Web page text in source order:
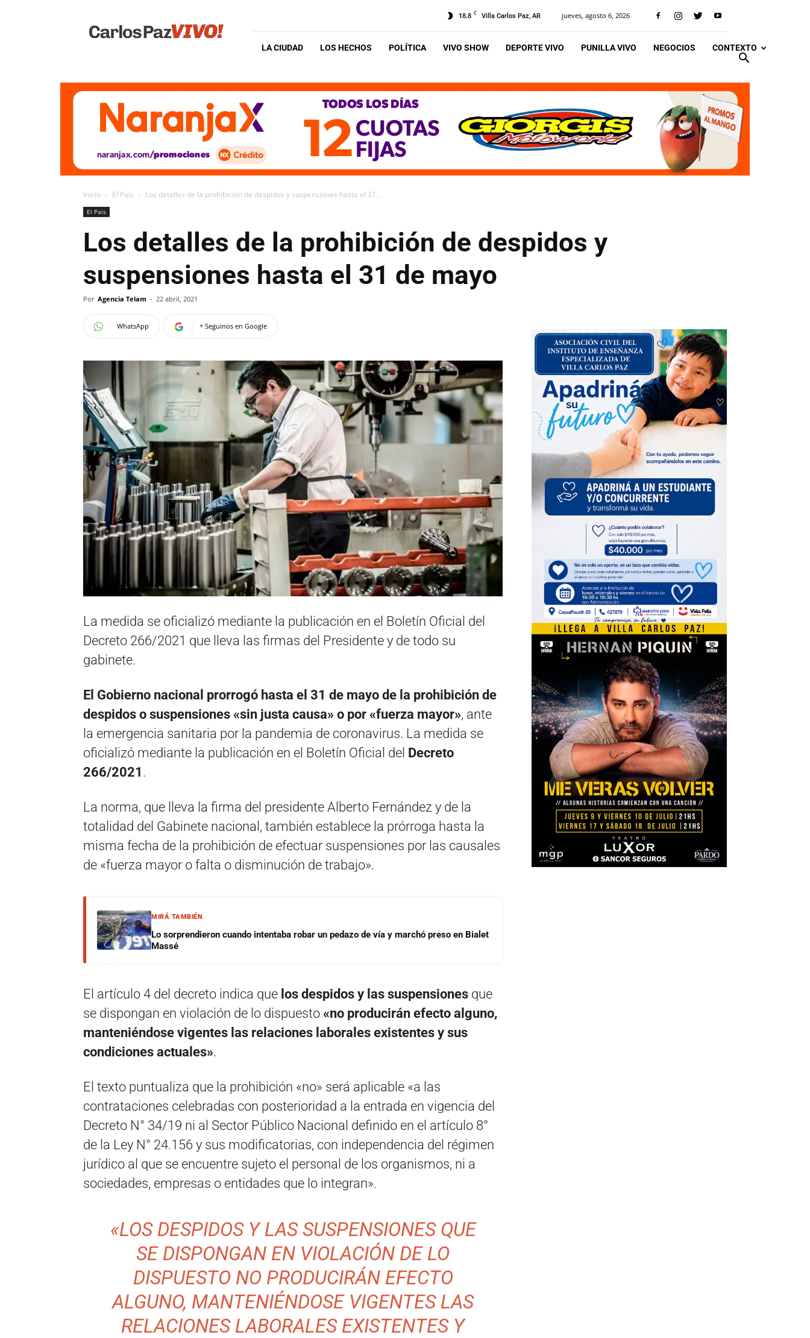
Vivo
18.8 C Villa Carlos Paz, AR jueves, agosto 6, 2026
LA CIUDAD LOS HECHOS POLÍTICA VIVO SHOW DEPORTE VIVO PUNILLA VIVO NEGOCIOS CONTEXTO
Inicio El Pais Los detalles de la prohibición de despidos y suspensiones hasta el 31...
El Pais
Los detalles de la prohibición de despidos y
suspensiones hasta el 31 de mayo
Por Agencia Telam - 22 abril, 2021
WhatsApp + Seguinos en Google
La medida se oficializó mediante la publicación en el Boletín Oficial del
Decreto 266/2021 que lleva las firmas del Presidente y de todo su
gabinete.
El Gobierno nacional prorrogó hasta el 31 de mayo de la prohibición de
despidos o suspensiones «sin justa causa» o por «fuerza mayor», ante
la emergencia sanitaria por la pandemia de coronavirus. La medida se
oficializó mediante la publicación en el Boletín Oficial del Decreto
266/2021 .
La norma, que lleva la firma del presidente Alberto Fernández y de la
totalidad del Gabinete nacional, también establece la prórroga hasta la
misma fecha de la prohibición de efectuar suspensiones por las causales
de «fuerza mayor o falta o disminución de trabajo».
MIRÁ TAMBIÉN
Lo sorprendieron cuando intentaba robar un pedazo de vía y marchó preso en Bialet
Massé
El artículo 4 del decreto indica que los despidos y las suspensiones que
se dispongan en violación de lo dispuesto «no producirán efecto alguno,
manteniéndose vigentes las relaciones laborales existentes y sus
condiciones actuales».
El texto puntualiza que la prohibición «no» será aplicable «a las
contrataciones celebradas con posterioridad a la entrada en vigencia del
Decreto N° 34/19 ni al Sector Público Nacional definido en el artículo 8°
de la Ley N° 24.156 y sus modificatorias, con independencia del régimen
jurídico al que se encuentre sujeto el personal de los organismos, ni a
sociedades, empresas o entidades que lo integran».
«LOS DESPIDOS Y LAS SUSPENSIONES QUE
SE DISPONGAN EN VIOLACIÓN DE LO
DISPUESTO NO PRODUCIRÁN EFECTO
ALGUNO, MANTENIÉNDOSE VIGENTES LAS
RELACIONES LABORALES EXISTENTES Y